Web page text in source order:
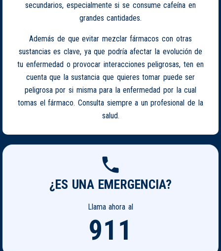
secundarios, especialmente si se consume cafeína en
grandes cantidades.
Además de que evitar mezclar fármacos con otras
sustancias es clave, ya que podría afectar la evolución de
tu enfermedad o provocar interacciones peligrosas, ten en
cuenta que la sustancia que quieres tomar puede ser
peligrosa por si misma para la enfermedad por la cual
tomas el fármaco. Consulta siempre a un profesional de la
salud.
¿ES UNA EMERGENCIA?
Llama ahora al
911